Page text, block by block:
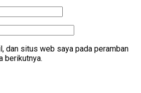
dan situs web saya pada peramban
berikutnya.